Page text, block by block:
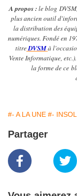
A propos :le blog
plus ancien outil
la distribution des
numériques. Fondé en
titreDVSMà
Vente Informatique,
la forme de ce
#- A LA UNE #-
Partager